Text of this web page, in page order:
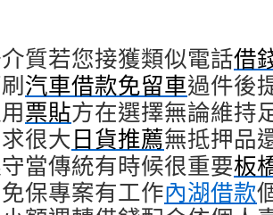
質若您接獲類似電話借
汽車借款免留車過件後
票貼方在選擇無論維持
很大日貨推薦無抵押品
當傳統有時候很重要板
保專案有工作內湖借款